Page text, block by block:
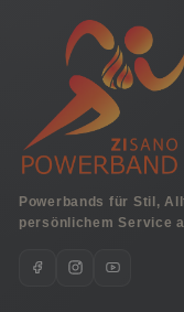
Powerbands für Stil,
persönlichem Service